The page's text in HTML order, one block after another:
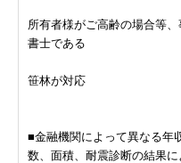
所有者様がご高齢の場合等
書士である
笹林が対応
■金融機関によって異なる年
数、面積、耐震診断の結果